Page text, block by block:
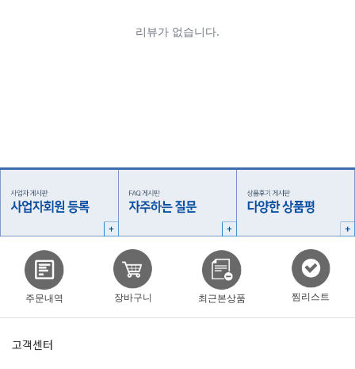
주문내역 장바구니 최근본상품 찜리스트
고객센터